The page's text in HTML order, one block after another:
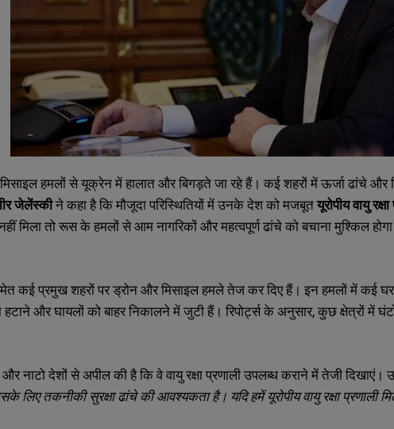
हमलों से यूक्रेन में हालात और बिगड़ते जा रहे हैं। कई शहरों में ऊर्जा ढांचे और
जेलेंस्कीने कहा है कि मौजूदा परिस्थितियों में उनके देश को मजबूतयूरोपीय वायु
मिला तो रूस के हमलों से आम नागरिकों और महत्वपूर्ण ढांचे को बचाना मुश्किल
कई प्रमुख शहरों पर ड्रोन और मिसाइल हमले तेज कर दिए हैं। इन हमलों में कई घर
और घायलों को बाहर निकालने में जुटी हैं। रिपोर्ट्स के अनुसार, कुछ क्षेत्रों में
नाटो देशों से अपील की है कि वे वायु रक्षा प्रणाली उपलब्ध कराने में तेजी दिखाएं।
लिए तकनीकी सुरक्षा ढांचे की आवश्यकता है। यदि हमें यूरोपीय वायु रक्षा प्रणाली